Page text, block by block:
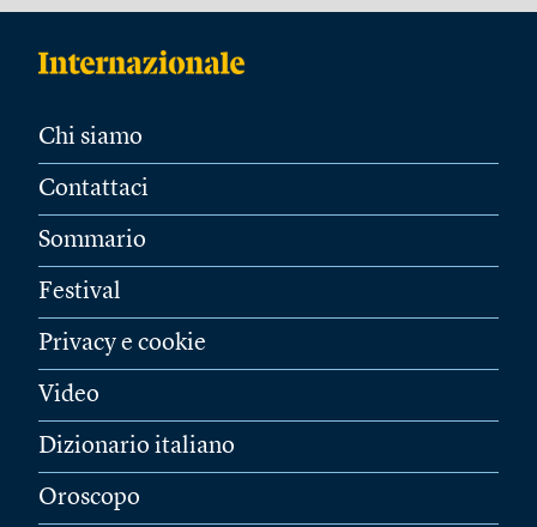
Chi siamo
Contattaci
Sommario
Festival
Privacy e cookie
Video
Dizionario italiano
Oroscopo